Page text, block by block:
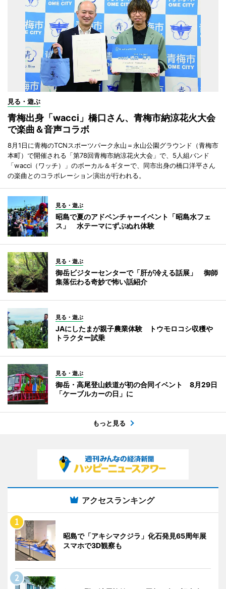
見る・遊ぶ
青梅出身「wacci」橋口さん、青梅市納涼花火大会
で楽曲＆音声コラボ
8月1日に青梅のTCNスポーツパーク永山＝永山公園グラウンド（青梅市
本町）で開催される「第78回青梅市納涼花火大会」で、5人組バンド
「wacci（ワッチ）」のボーカル＆ギターで、同市出身の橋口洋平さん
の楽曲とのコラボレーション演出が行われる。
見る・遊ぶ
昭島で夏のアドベンチャーイベント「昭島水フェ
ス」 水テーマにずぶぬれ体験
見る・遊ぶ
御岳ビジターセンターで「肝が冷える話展」 御師
集落伝わる奇妙で怖い話紹介
見る・遊ぶ
JAにしたまが親子農業体験 トウモロコシ収穫や
トラクター試乗
見る・遊ぶ
御岳・高尾登山鉄道が初の合同イベント 8月29日
「ケーブルカーの日」に
もっと見る
アクセスランキング
昭島で「アキシマクジラ」化石発見65周年展
スマホで3D観察も